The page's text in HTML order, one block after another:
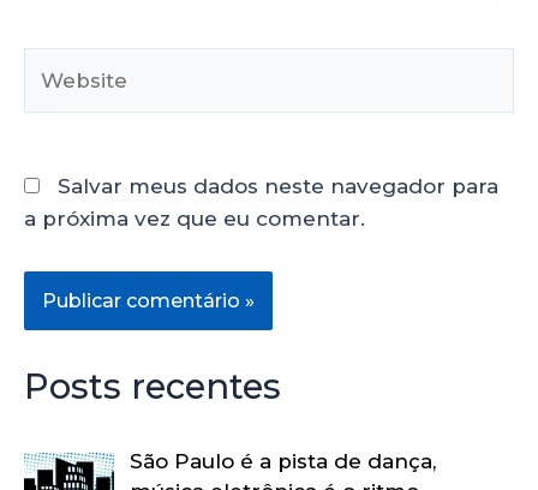
Salvar meus dados neste navegador para
a próxima vez que eu comentar.
Posts recentes
São Paulo é a pista de dança,